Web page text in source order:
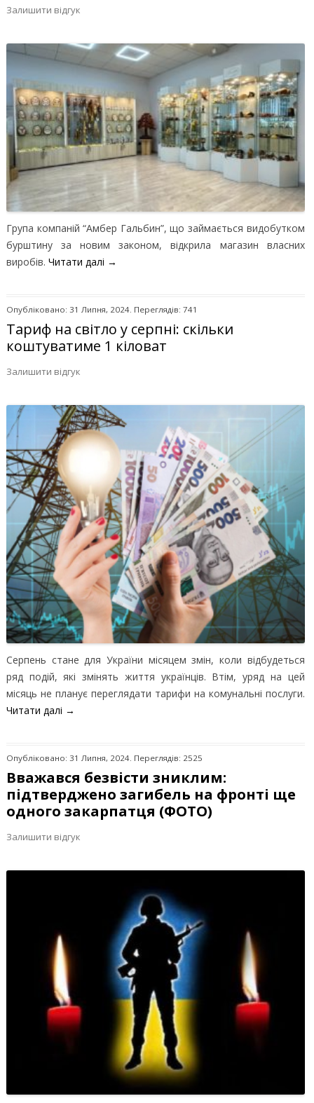
Залишити відгук
Група компаній “Амбер Гальбин”, що займається видобутком
бурштину за новим законом, відкрила магазин власних
виробів. Читати далі →
Опубліковано: 31 Липня, 2024. Переглядів: 741
Тариф на світло у серпні: скільки
коштуватиме 1 кіловат
Залишити відгук
Серпень стане для України місяцем змін, коли відбудеться
ряд подій, які змінять життя українців. Втім, уряд на цей
місяць не планує переглядати тарифи на комунальні послуги.
Читати далі →
Опубліковано: 31 Липня, 2024. Переглядів: 2525
Вважався безвісти зниклим:
підтверджено загибель на фронті ще
одного закарпатця (ФОТО)
Залишити відгук